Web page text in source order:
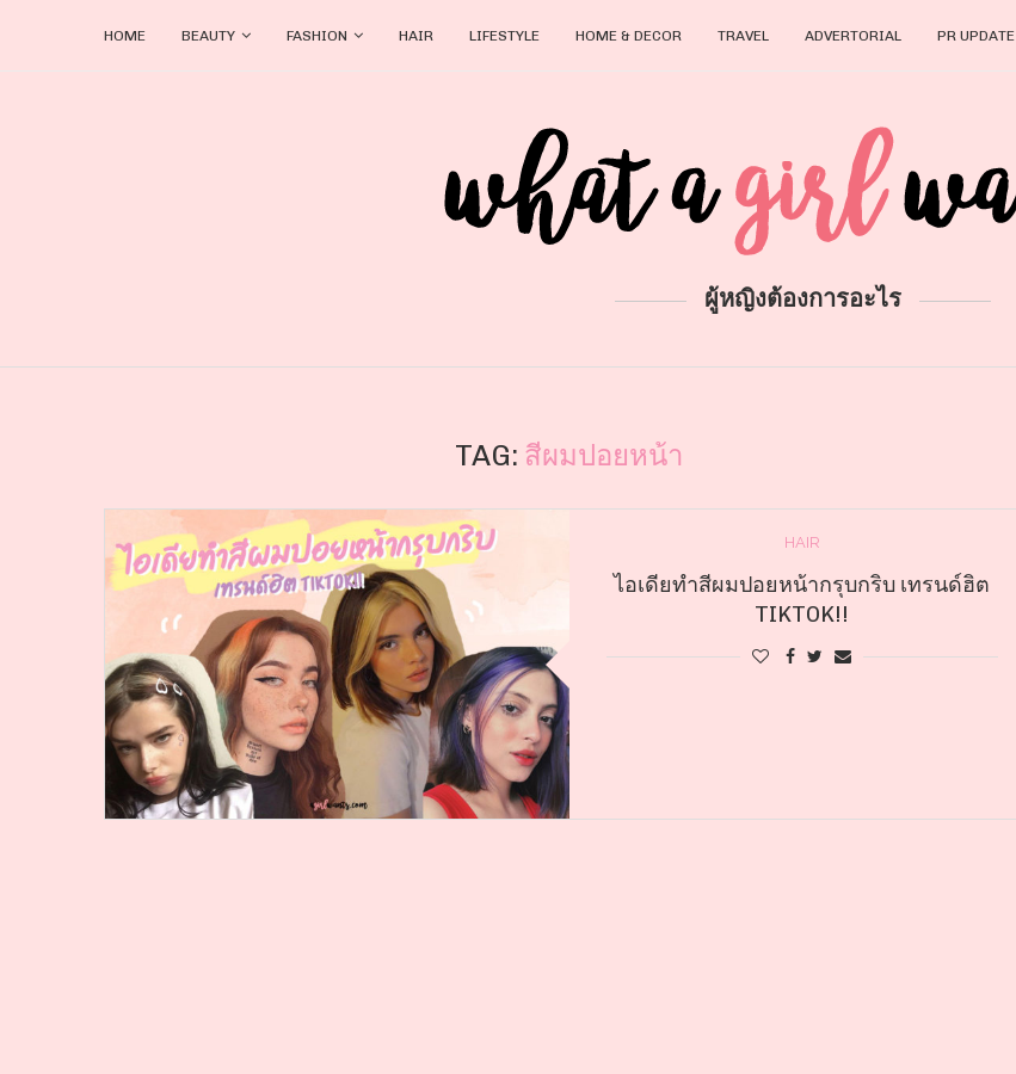
HOME BEAUTY FASHION HAIR LIFESTYLE HOME & DECOR TRAVEL ADVERTORIAL PR UPDATE
ผู้หญิงต้องการอะไร
TAG: สีผมปอยหน้า
HAIR
ไอเดียทำสีผมปอยหน้ากรุบกริบ เทรนด์ฮิต
TIKTOK!!